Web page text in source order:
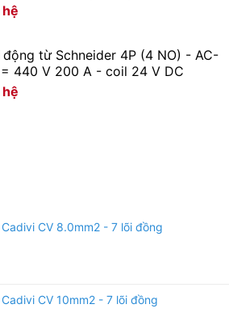
động từ Schneider 4P (4 NO) - AC-
440 V 200 A - coil 24 V DC
CV 8.0mm2 - 7 lõi đồng
CV 10mm2 - 7 lõi đồng